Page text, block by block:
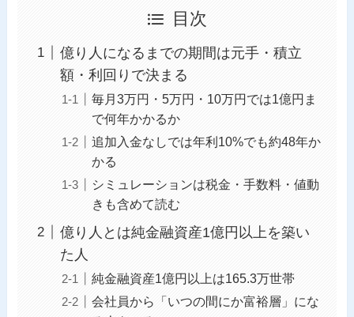
目次
億り人になるまでの期間は元手・積立
額・利回りで決まる
毎月3万円・5万円・10万円では1億円ま
で何年かかるか
追加入金なしでは年利10%でも約48年か
かる
シミュレーションは税金・手数料・値動
きも含めて読む
億り人とは純金融資産1億円以上を築い
た人
純金融資産1億円以上は165.3万世帯
会社員から「いつの間にか富裕層」にな